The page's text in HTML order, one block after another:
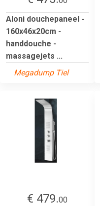
Aloni douchepaneel -
160x46x20cm -
handdouche -
massagejets ...
Megadump Tiel
€ 479.00